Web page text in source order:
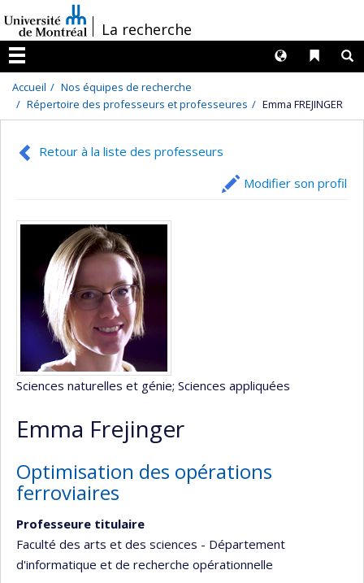
au
contenu
/La recherche
Menu
Liens
Langues
Accueil
Nos équipes de recherche
Répertoire des professeurs et professeures
Emma FREJINGER
Retour à la liste des professeurs
Modifier son profil
Sciences naturelles et génie; Sciences appliquées
Emma Frejinger
Optimisation des opérations
ferroviaires
Professeure titulaire
Faculté des arts et des sciences - Département
d'informatique et de recherche opérationnelle